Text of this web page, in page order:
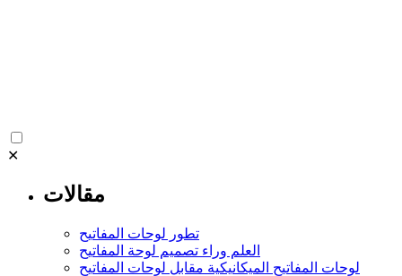
✕
مقالات
تطور لوحات المفاتيح
العلم وراء تصميم لوحة المفاتيح
لوحات المفاتيح الميكانيكية مقابل لوحات المفاتيح